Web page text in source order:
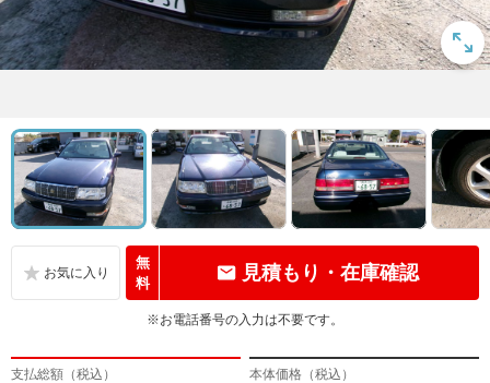
無
料
見積もり・在庫確認
※お電話番号の入力は不要です。
支払総額（税込） 本体価格（税込）